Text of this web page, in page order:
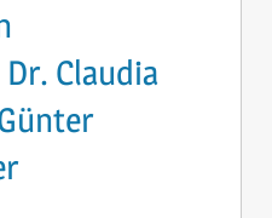
Claudia